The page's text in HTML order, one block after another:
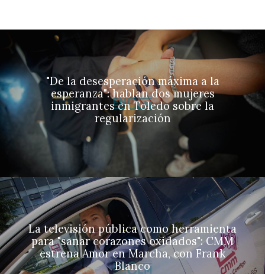
"De la desesperación máxima a la
esperanza": hablan dos mujeres
inmigrantes en Toledo sobre la
regularización
La televisión pública como herramienta
para "sanar corazones oxidados": CMM
estrena Amor en Marcha, con Frank
Blanco